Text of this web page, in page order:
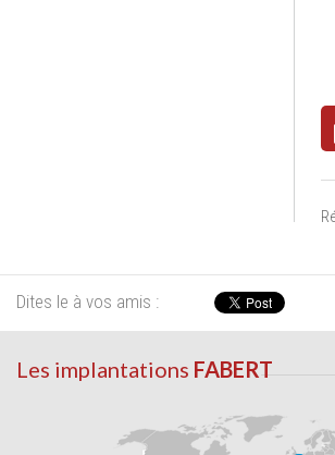
Dites le à vos amis :
Les implantations FABERT